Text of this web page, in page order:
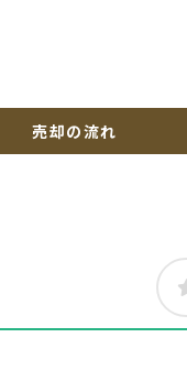
売却の流れ